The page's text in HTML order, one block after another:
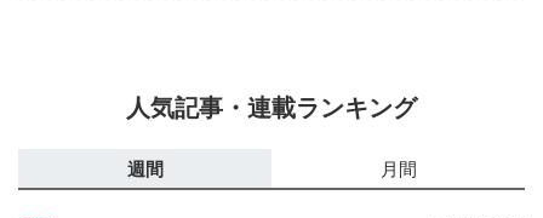
人気記事・連載ランキング
週間 月間